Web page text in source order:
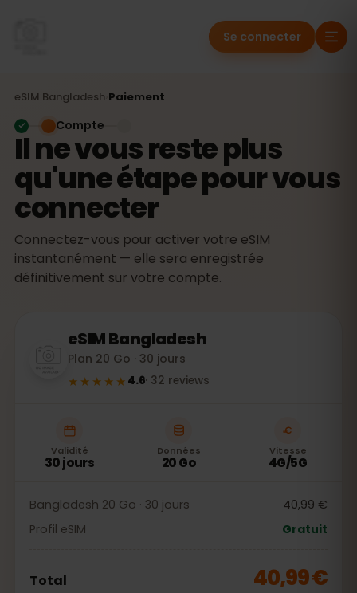
Se connecter
eSIM Bangladesh Paiement
Il ne vous reste plus
qu'une étape pour vous
connecter
Connectez-vous pour activer votre eSIM
instantanément — elle sera enregistrée
définitivement sur votre compte.
Compte
eSIMBangladesh
Plan 20 Go · 30 jours
★★★★★ 4.6· 32 reviews
Validité
30 jours
Données
20 Go
Vitesse
4G/5G
Bangladesh 20 Go · 30 jours
40,99 €
Profil eSIM
Gratuit
Total 40,99 €